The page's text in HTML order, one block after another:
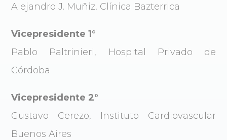
Alejandro J. Muñiz, Clínica Bazterrica
Vicepresidente 1°
Pablo Paltrinieri, Hospital Privado de
Córdoba
Vicepresidente 2°
Gustavo Cerezo, Instituto Cardiovascular
Buenos Aires